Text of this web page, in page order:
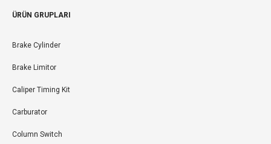
ÜRÜN GRUPLARI
Brake Cylinder
Brake Limitor
Caliper Timing Kit
Carburator
Column Switch